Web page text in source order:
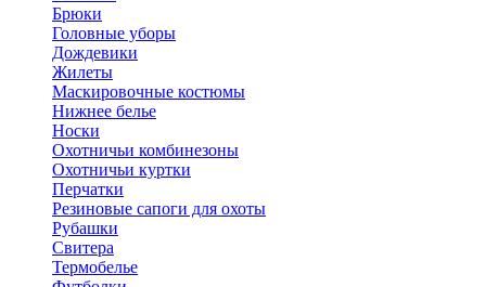
Брюки
Головные уборы
Дождевики
Жилеты
Маскировочные костюмы
Нижнее белье
Носки
Охотничьи комбинезоны
Охотничьи куртки
Перчатки
Резиновые сапоги для охоты
Рубашки
Свитера
Термобелье